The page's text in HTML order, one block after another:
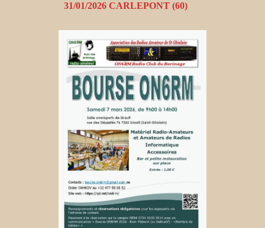
31/01/2026 CARLEPONT (60)